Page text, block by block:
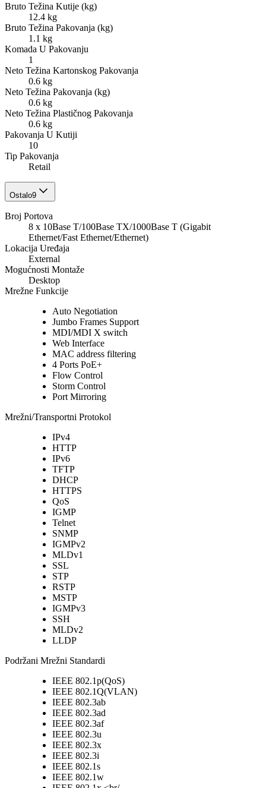
Bruto Težina Kutije (kg)
12.4 kg
Bruto Težina Pakovanja (kg)
1.1 kg
Komada U Pakovanju
1
Neto Težina Kartonskog Pakovanja
0.6 kg
Neto Težina Pakovanja (kg)
0.6 kg
Neto Težina Plastičnog Pakovanja
0.6 kg
Pakovanja U Kutiji
10
Tip Pakovanja
Retail
Ostalo9
Broj Portova
8 x 10Base T/100Base TX/1000Base T (Gigabit
Ethernet/Fast Ethernet/Ethernet)
Lokacija Uređaja
External
Mogućnosti Montaže
Desktop
Mrežne Funkcije
Auto Negotiation
Jumbo Frames Support
MDI/MDI X switch
Web Interface
MAC address filtering
4 Ports PoE+
Flow Control
Storm Control
Port Mirroring
Mrežni/Transportni Protokol
IPv4
HTTP
IPv6
TFTP
DHCP
HTTPS
QoS
IGMP
Telnet
SNMP
IGMPv2
MLDv1
SSL
STP
RSTP
MSTP
IGMPv3
SSH
MLDv2
LLDP
Podržani Mrežni Standardi
IEEE 802.1p(QoS)
IEEE 802.1Q(VLAN)
IEEE 802.3ab
IEEE 802.3ad
IEEE 802.3af
IEEE 802.3u
IEEE 802.3x
IEEE 802.3i
IEEE 802.1s
IEEE 802.1w